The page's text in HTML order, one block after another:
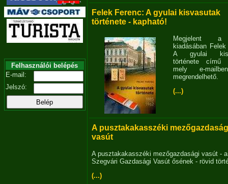
Felhasználói belépés
E-mail:
Jelszó:
Felek Ferenc: A gyulai kisvasutak
története - kapható!
Megjelent
kiadásában
A gyulai
története című
mely e-
megrendelhető.
(...)
A pusztakakasszéki
vasút
A pusztakakasszéki mezőgazdasági vasút - a
Szegvári Gazdasági Vasút ősének - rövid
(...)